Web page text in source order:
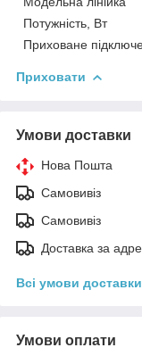
Потужність, Вт
Приховане
Приховати
Умови доставки
Нова Пошта
Самовивіз
Самовивіз
Доставка за
Всі умови доставки
Умови оплати